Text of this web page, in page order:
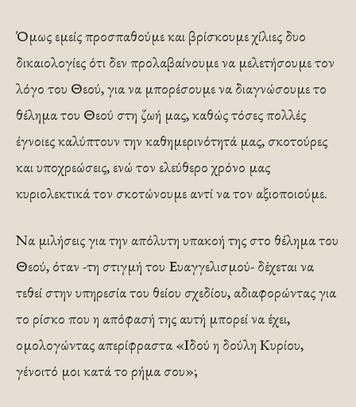
Όμως εμείς προσπαθούμε και βρίσκουμε χίλιες δυο
δικαιολογίες ότι δεν προλαβαίνουμε να μελετήσουμε τον
λόγο του Θεού, για να μπορέσουμε να διαγνώσουμε το
θέλημα του Θεού στη ζωή μας, καθώς τόσες πολλές
έγνοιες καλύπτουν την καθημερινότητά μας, σκοτούρες
και υποχρεώσεις, ενώ τον ελεύθερο χρόνο μας
κυριολεκτικά τον σκοτώνουμε αντί να τον αξιοποιούμε.
Να μιλήσεις για την απόλυτη υπακοή της στο θέλημα του
Θεού, όταν -τη στιγμή του Ευαγγελισμού- δέχεται να
τεθεί στην υπηρεσία του θείου σχεδίου, αδιαφορώντας για
το ρίσκο που η απόφασή της αυτή μπορεί να έχει,
ομολογώντας απερίφραστα «Ιδού η δούλη Κυρίου,
γένοιτό μοι κατά το ρήμα σου»;